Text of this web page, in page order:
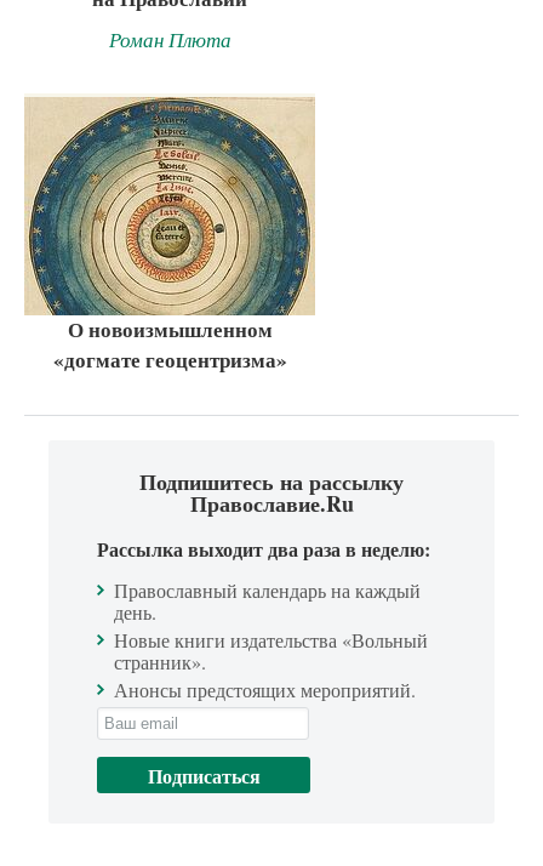
Роман Плюта
О новоизмышленном
«догмате геоцентризма»
Подпишитесь на рассылку
Православие.Ru
Рассылка выходит два раза в неделю:
Православный календарь на каждый
день.
Новые книги издательства «Вольный
странник».
Анонсы предстоящих мероприятий.